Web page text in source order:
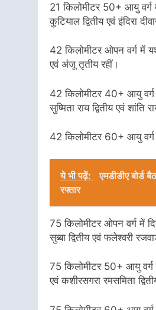
21 किलोमीटर 50+ आयु वर्ग
कुटियाल द्वितीय एवं इंदिरा
42 किलोमीटर ओपन वर्ग में यश
एवं अंजू तृतीय रहीं।
42 किलोमीटर 40+ आयु वर्ग
सुष्मिता राय द्वितीय एवं शांति
42 किलोमीटर 60+ आयु वर्ग
ये भी पढ़ें:
एमडीडीए बोर्ड
रफ्तार
75 किलोमीटर ओपन वर्ग में
सुब्बा द्वितीय एवं फलेश्वरी
75 किलोमीटर 50+ आयु वर्ग
एवं कशीरसगरा रमसमिता